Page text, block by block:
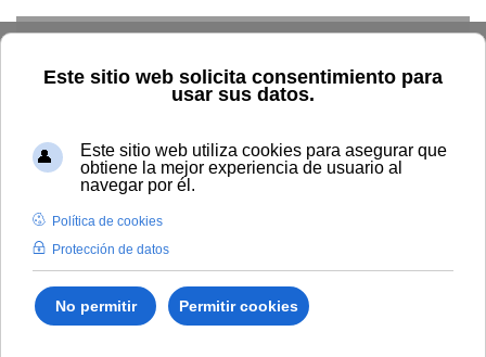
TIC G. Económica RRHH Audiovisuales Comunicación
Control Interno